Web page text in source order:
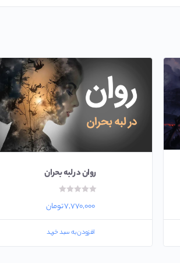
روان در لبه بحران
۰
۵
۷,۷۷۰,۰۰۰تومان
افزودن به سبد خرید